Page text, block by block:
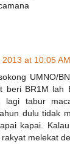
2013 at 10:05 AM
UMNO/
beri BR1M lah
lagi tabur
dulu tidak
kapai.
melekat